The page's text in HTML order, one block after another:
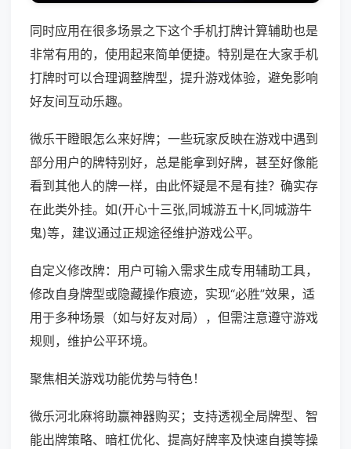
同时应用在很多场景之下这个手机打牌计算辅助也是
非常有用的，使用起来简单便捷。特别是在大家手机
打牌时可以合理调整牌型，提升游戏体验，避免影响
好友间互动乐趣。
微乐干瞪眼怎么来好牌；一些玩家反映在游戏中遇到
部分用户的牌特别好，总是能拿到好牌，甚至好像能
看到其他人的牌一样，由此怀疑是不是有挂？确实存
在此类外挂。如(开心十三张,同城游五十K,同城游牛
鬼)等，建议通过正规途径维护游戏公平。
自定义修改牌：用户可输入需求生成专用辅助工具，
修改自身牌型或隐藏操作痕迹，实现“必胜”效果，适
用于多种场景（如与好友对局），但需注意遵守游戏
规则，维护公平环境。
聚焦相关游戏功能优势与特色！
微乐河北麻将助赢神器购买；支持透视全局牌型、智
能出牌策略、暗杠优化、提高好牌率及快速自摸等操